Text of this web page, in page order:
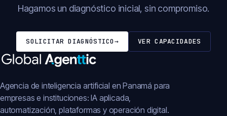
Hagamos un diagnóstico inicial, sin compromiso.
SOLICITAR DIAGNÓSTICO→ VER CAPACIDADES
Agencia de inteligencia artificial en Panamá para
empresas e instituciones: IA aplicada,
automatización, plataformas y operación digital.